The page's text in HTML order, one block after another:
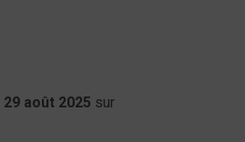
29 août 2025 sur